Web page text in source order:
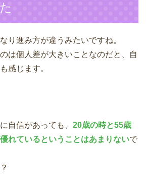
り進み方が違うみたいですね。
は個人差が大きいことなのだと、自
感じます。
自信があっても、 20歳の時と55歳
れているということはあまりないで